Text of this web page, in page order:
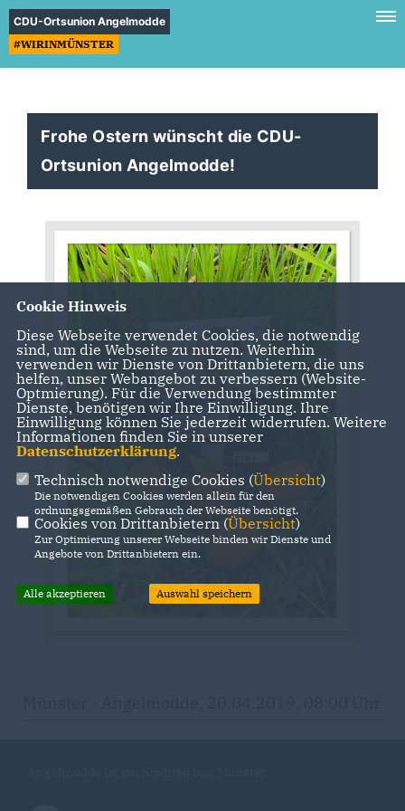
CDU-Ortsunion Angelmodde
#WIRINMÜNSTER
Frohe Ostern wünscht die CDU-
Ortsunion Angelmodde!
Cookie Hinweis
Diese Webseite verwendet Cookies, die notwendig
sind, um die Webseite zu nutzen. Weiterhin
verwenden wir Dienste von Drittanbietern, die uns
helfen, unser Webangebot zu verbessern (Website-
Optmierung). Für die Verwendung bestimmter
Dienste, benötigen wir Ihre Einwilligung. Ihre
Einwilligung können Sie jederzeit widerrufen. Weitere
Informationen finden Sie in unserer
Datenschutzerklärung.
Technisch notwendige Cookies (Übersicht)
Die notwendigen Cookies werden allein für den
ordnungsgemäßen Gebrauch der Webseite benötigt.
Cookies von Drittanbietern (Übersicht)
Zur Optimierung unserer Webseite binden wir Dienste und
Angebote von Drittanbietern ein.
Alle akzeptieren Auswahl speichern